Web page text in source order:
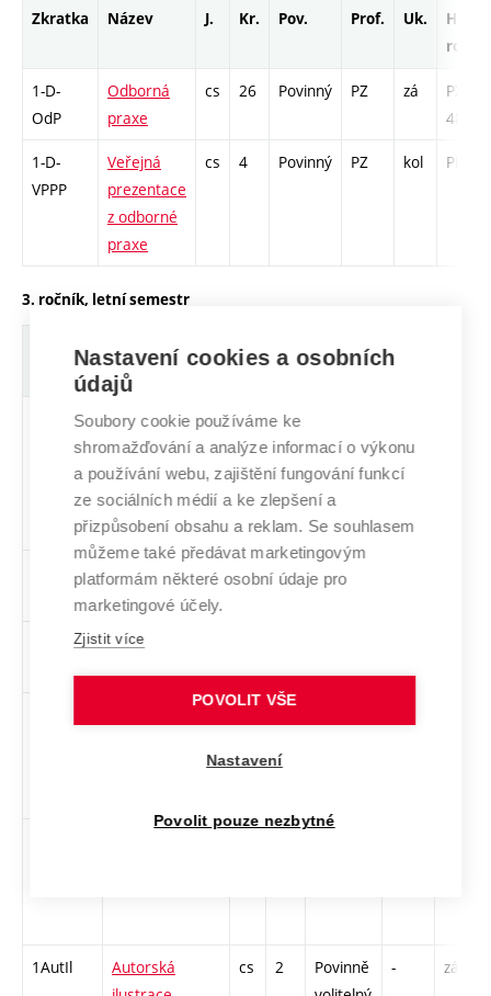
Zkratka Název J. Kr. Pov. Prof. Uk.
Hod.
1-D-
OdP
Odborná
praxe
cs 26 Povinný PZ zá
PX -
480
1-D-
VPPP
Veřejná
prezentace
z odborné
praxe
cs 4 Povinný PZ kol PR -
3. ročník, letní semestr
Zkratka Název J. Pov.
1DTD3
Dějiny a teorie
designu 3
cs 4
1OBAT5
Oborový
ateliér 5
cs 8 Povinný
STDES
Současná
1AutIl
Autorská
cs 2
Povinně
- zá
Nastavení cookies a osobních
údajů
Soubory cookie používáme ke
shromažďování a analýze informací o výkonu
a používání webu, zajištění fungování funkcí
ze sociálních médií a ke zlepšení a
přizpůsobení obsahu a reklam. Se souhlasem
můžeme také předávat marketingovým
platformám některé osobní údaje pro
marketingové účely.
Zjistit více
POVOLIT VŠE
Nastavení
Povolit pouze nezbytné